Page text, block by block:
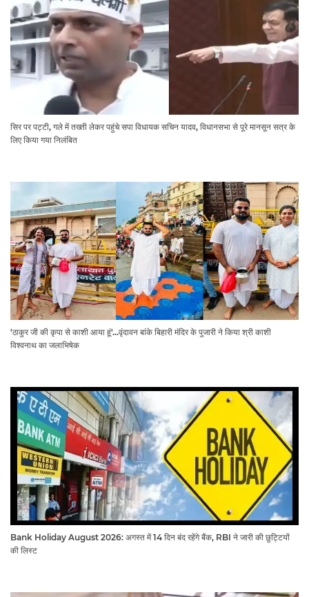
सिर पर पट्टी, गले में तख्ती लेकर पहुंचे सपा विधायक सचिन यादव, विधानसभा से पूरे मानसून सत्र के
लिए किया गया निलंबित
'ठाकुर जी की कृपा से काशी आया हूं'...वृंदावन बांके बिहारी मंदिर के पुजारी ने किया श्री काशी
विश्वनाथ का जलाभिषेक
Bank Holiday August 2026: अगस्त में 14 दिन बंद रहेंगे बैंक, RBI ने जारी की छुट्टियों
की लिस्ट​​​​​​​